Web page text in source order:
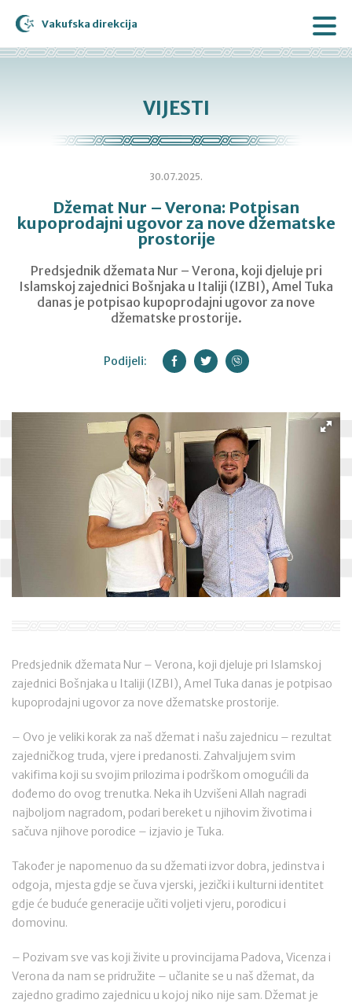
Vakufska direkcija
VIJESTI
30.07.2025.
Džemat Nur – Verona: Potpisan
kupoprodajni ugovor za nove džematske
prostorije
Predsjednik džemata Nur – Verona, koji djeluje pri
Islamskoj zajednici Bošnjaka u Italiji (IZBI), Amel Tuka
danas je potpisao kupoprodajni ugovor za nove
džematske prostorije.
Podijeli:
Predsjednik džemata Nur – Verona, koji djeluje pri Islamskoj
zajednici Bošnjaka u Italiji (IZBI), Amel Tuka danas je potpisao
kupoprodajni ugovor za nove džematske prostorije.
– Ovo je veliki korak za naš džemat i našu zajednicu – rezultat
zajedničkog truda, vjere i predanosti. Zahvaljujem svim
vakifima koji su svojim prilozima i podrškom omogućili da
dođemo do ovog trenutka. Neka ih Uzvišeni Allah nagradi
najboljom nagradom, podari bereket u njihovim životima i
sačuva njihove porodice – izjavio je Tuka.
Također je napomenuo da su džemati izvor dobra, jedinstva i
odgoja, mjesta gdje se čuva vjerski, jezički i kulturni identitet
gdje će buduće generacije učiti voljeti vjeru, porodicu i
domovinu.
– Pozivam sve vas koji živite u provincijama Padova, Vicenza i
Verona da nam se pridružite – učlanite se u naš džemat, da
zajedno gradimo zajednicu u kojoj niko nije sam. Džemat je